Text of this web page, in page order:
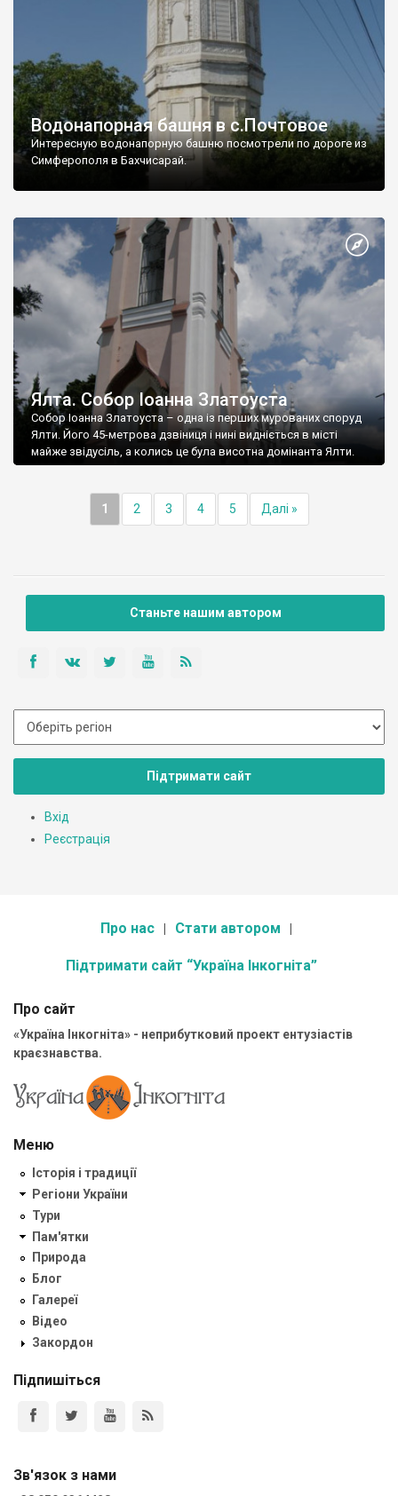
Водонапорная башня в с.Почтовое
Интересную водонапорную башню посмотрели по дороге из
Симферополя в Бахчисарай.
Ялта. Собор Іоанна Златоуста
Собор Іоанна Златоуста – одна із перших мурованих споруд
Ялти. Його 45-метрова дзвіниця і нині видніється в місті
майже звідусіль, а колись це була висотна домінанта Ялти.
1 2 3 4 5 Далі »
Станьте нашим автором
Підтримати сайт
Вхід
Реєстрація
Про нас Стати автором
Підтримати сайт “Україна Інкогніта”
Про сайт
«Україна Інкогніта» - неприбутковий проект ентузіастів
краєзнавства.
Меню
Історія і традиції
Регіони України
Тури
Пам'ятки
Природа
Блог
Галереї
Відео
Закордон
Підпишіться
Зв'язок з нами